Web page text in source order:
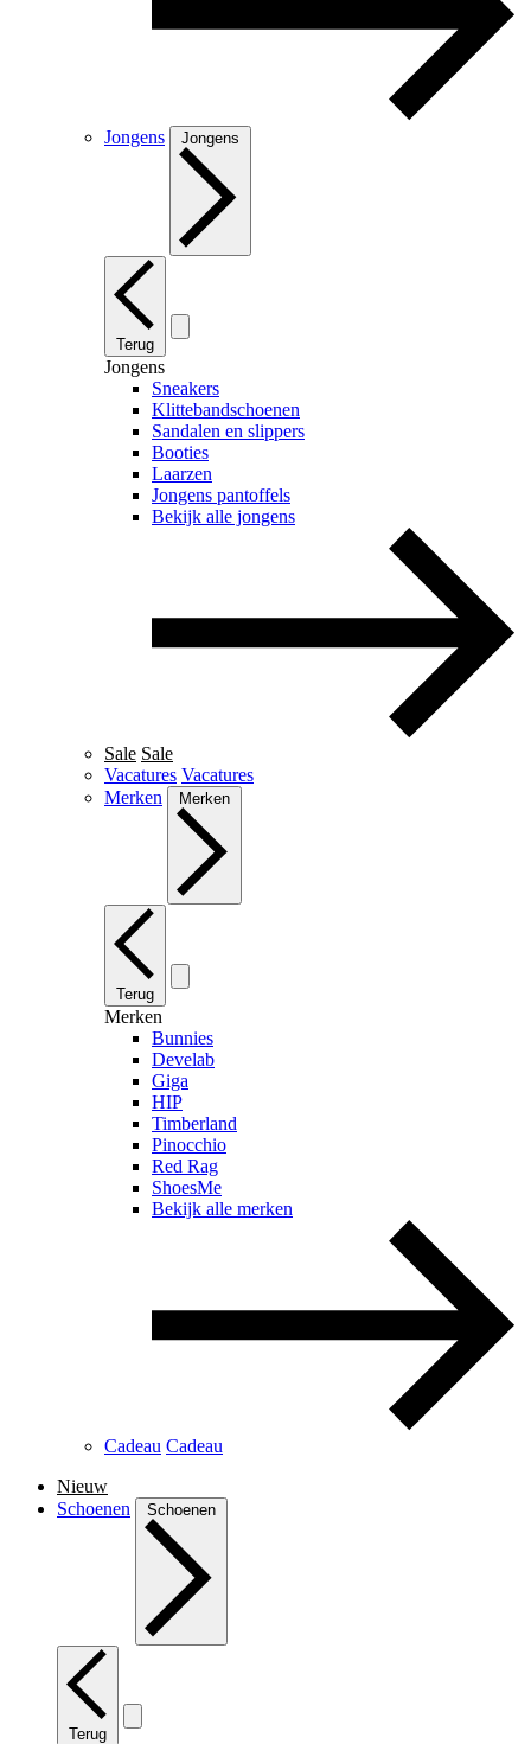
Jongens Jongens
Terug
Jongens
Sneakers
Klittebandschoenen
Sandalen en slippers
Booties
Laarzen
Jongens pantoffels
Bekijk alle jongens
Sale Sale
Vacatures Vacatures
Merken
Merken
Terug
Merken
Bunnies
Develab
Giga
HIP
Timberland
Pinocchio
Red Rag
ShoesMe
Bekijk alle merken
Cadeau Cadeau
Nieuw
Schoenen
Schoenen
Terug